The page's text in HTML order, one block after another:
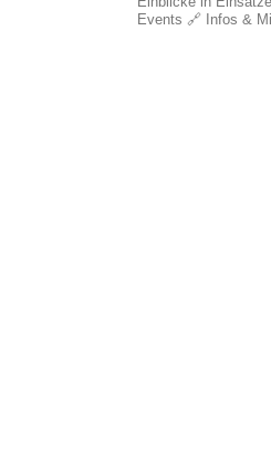
Events 🔗 Infos &